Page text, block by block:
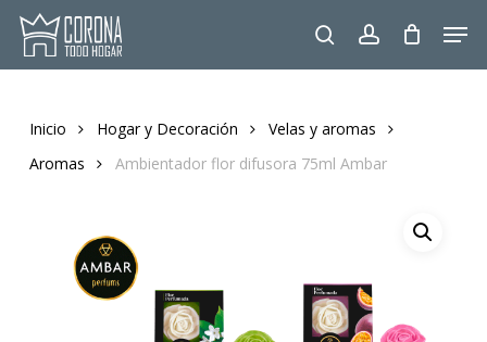
Skip
main
searchaccount
Inicio Hogar y Decoración
Velas y aromas
Aromas
Ambientador flor difusora 75ml Ambar